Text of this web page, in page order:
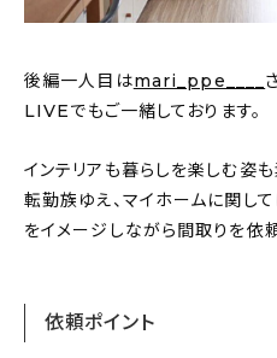
後編一人目はmari_ppe____
LIVEでもご一緒しております。
インテリアも暮らしを楽しむ姿
転勤族ゆえ、マイホームに関し
をイメージしながら間取りを依
依頼ポイント